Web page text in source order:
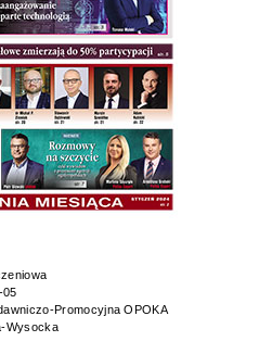
05
Promocyjna OPOKA
Wysocka